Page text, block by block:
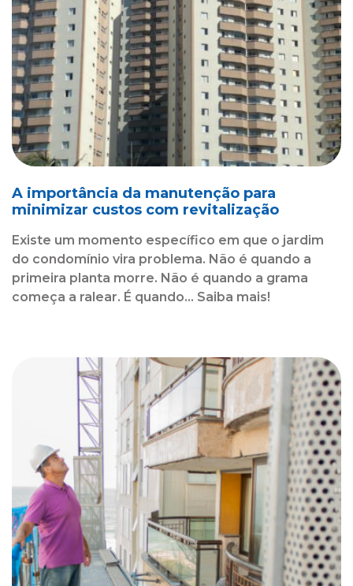
A importância da manutenção para
minimizar custos com revitalização
Existe um momento específico em que o jardim
do condomínio vira problema. Não é quando a
primeira planta morre. Não é quando a grama
começa a ralear. É quando... Saiba mais!